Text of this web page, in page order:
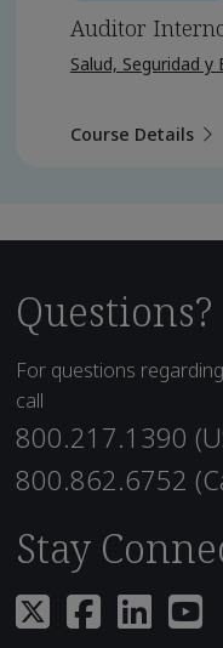
Auditor Interno
Salud, Seguridad y
Course Details
Questions?
For questions
call
800.217.1390
800.862.6752
Stay